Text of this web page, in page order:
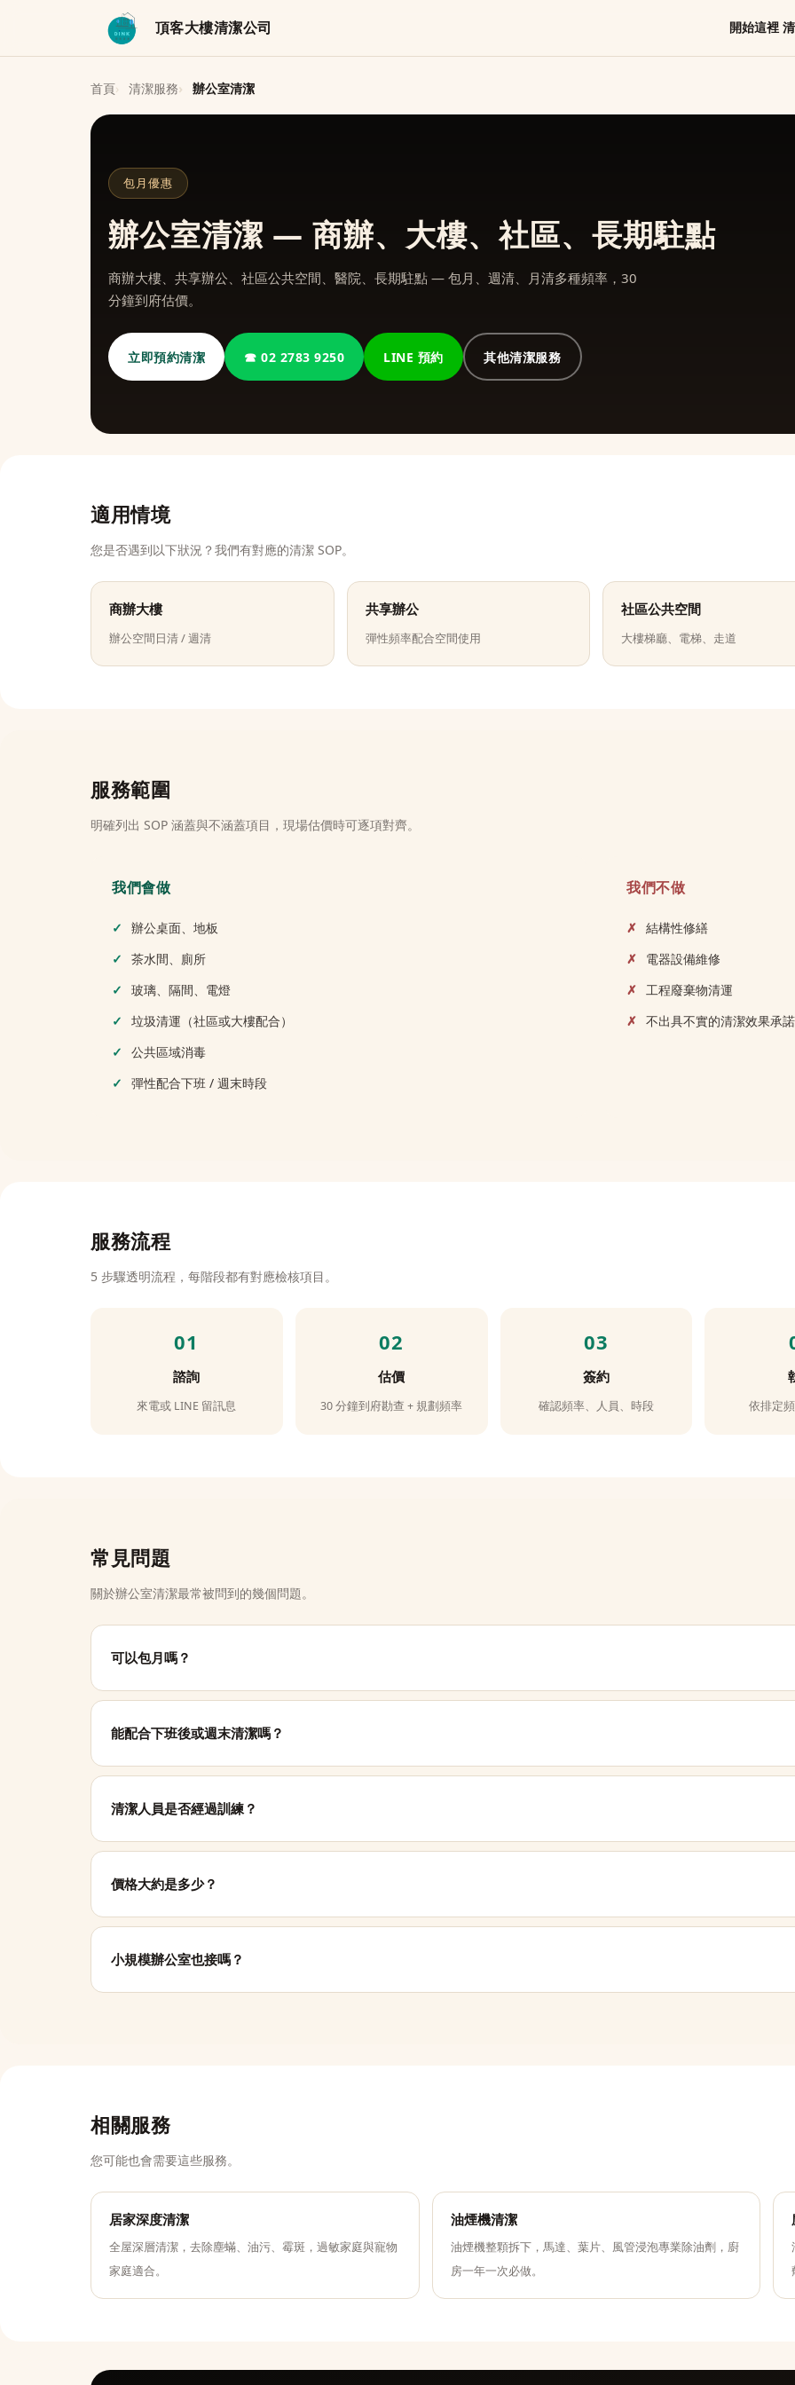
頂客大樓清潔公司 開始這裡
首頁 清潔服務 辦公室清潔
包月優惠
辦公室清潔 — 商辦、大樓、社區、長期駐點
商辦大樓、共享辦公、社區公共空間、醫院、長期駐點 — 包月、週清、月清多種頻率，30
分鐘到府估價。
立即預約清潔 ☎ 02 2783 9250 LINE 預約 其他清潔服務
適用情境
您是否遇到以下狀況？我們有對應的清潔 SOP。
商辦大樓
辦公空間日清 / 週清
共享辦公
彈性頻率配合空間使用
社區公共空間
大樓梯廳、電梯、走道
服務範圍
明確列出 SOP 涵蓋與不涵蓋項目，現場估價時可逐項對齊。
我們會做
辦公桌面、地板
茶水間、廁所
玻璃、隔間、電燈
垃圾清運（社區或大樓配合）
公共區域消毒
彈性配合下班 / 週末時段
我們不做
結構性修繕
電器設備維修
工程廢棄物清運
不出具不實的清潔效果承
服務流程
5 步驟透明流程，每階段都有對應檢核項目。
諮詢
來電或 LINE 留訊息
估價
30 分鐘到府勘查 + 規劃頻率
簽約
確認頻率、人員、時段 依排定
常見問題
關於辦公室清潔最常被問到的幾個問題。
可以包月嗎？
能配合下班後或週末清潔嗎？
清潔人員是否經過訓練？
價格大約是多少？
小規模辦公室也接嗎？
相關服務
您可能也會需要這些服務。
居家深度清潔
全屋深層清潔，去除塵蟎、油污、霉斑，過敏家庭與寵物
家庭適合。
油煙機清潔
油煙機整顆拆下，馬達、葉片、風管浸泡專業除油劑，廚
房一年一次必做。